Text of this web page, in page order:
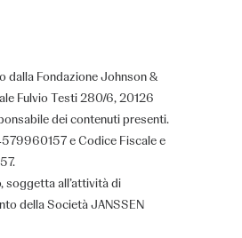
dalla Fondazione Johnson &
Fulvio Testi 280/6, 20126
dei contenuti presenti.
e Codice Fiscale e
soggetta all’attività di
della Società JANSSEN